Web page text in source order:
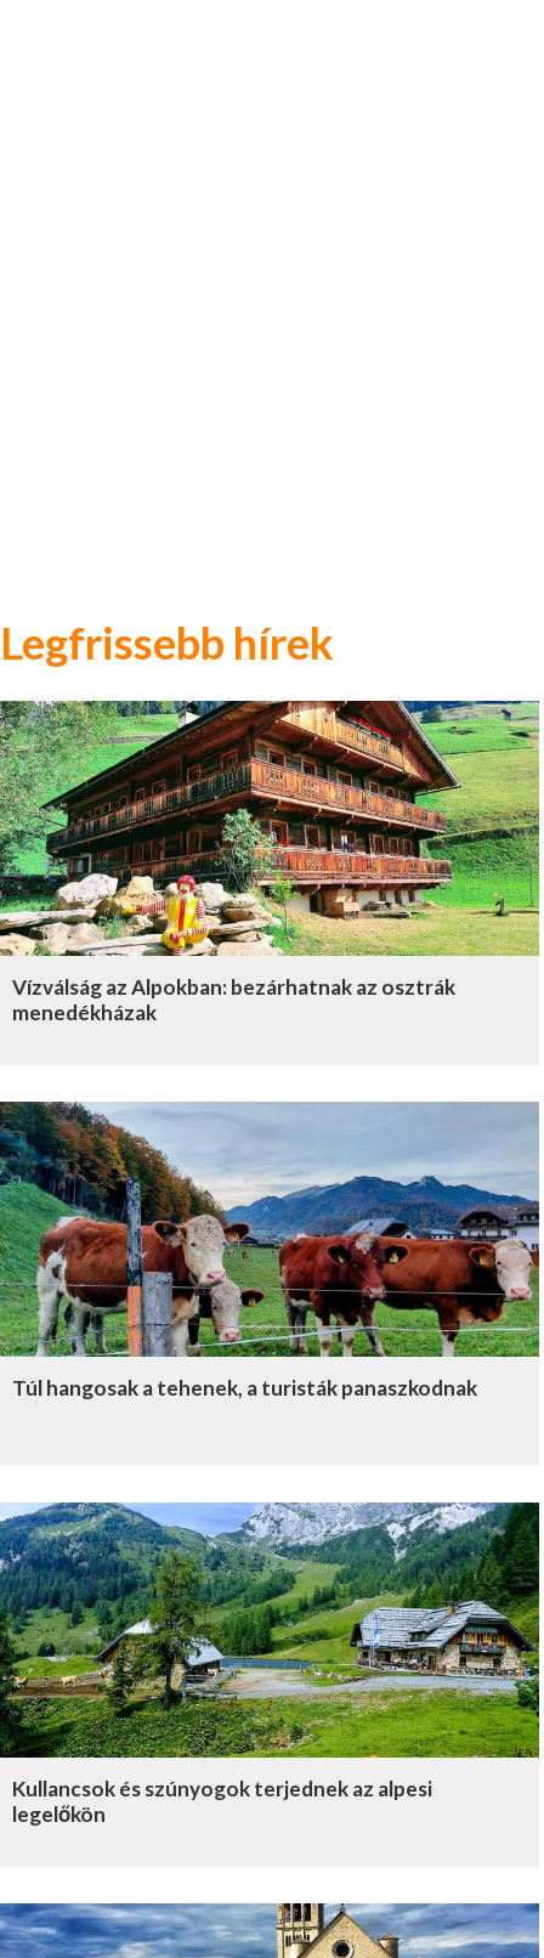
Legfrissebb hírek
Vízválság az Alpokban: bezárhatnak az osztrák
menedékházak
Túl hangosak a tehenek, a turisták panaszkodnak
Kullancsok és szúnyogok terjednek az alpesi
legelőkön